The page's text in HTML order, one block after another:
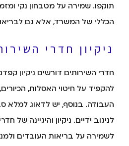
תוקפו. שמירה על מטבחון נקי
הכללי של המשרד, אלא גם
ניקיון חדרי
חדרי השירותים דורשים ניקיון
להקפיד על חיטוי האסלות,
העבודה. בנוסף, יש לדאוג למלא
לניגוב ידיים. ניקיון והיגיינה של
לשמירה על בריאות העובדים